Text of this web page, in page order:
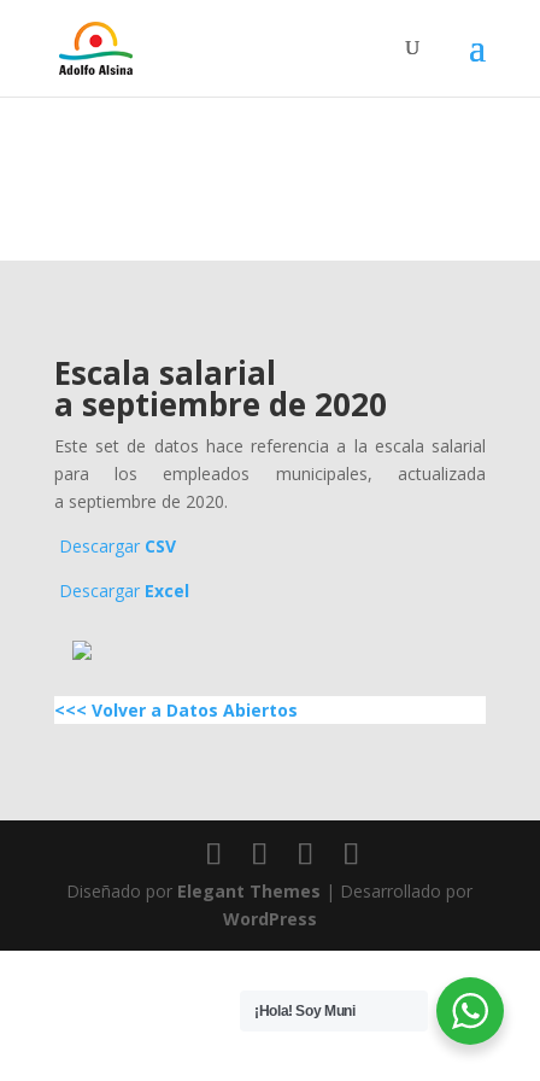
Escala salarial
a septiembre de 2020
Este set de datos hace referencia a la escala salarial
para los empleados municipales, actualizada
a septiembre de 2020.
Descargar CSV
Descargar Excel
<<< Volver a Datos Abiertos
Diseñado por Elegant Themes | Desarrollado por
WordPress
¡Hola! Soy Muni